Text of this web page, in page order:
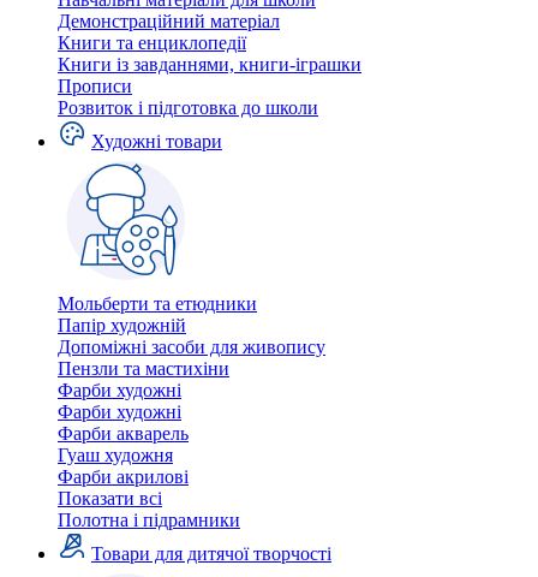
Демонстраційний матеріал
Книги та енциклопедії
Книги із завданнями, книги-іграшки
Прописи
Розвиток і підготовка до школи
Художні товари
Мольберти та етюдники
Папір художній
Допоміжні засоби для живопису
Пензли та мастихіни
Фарби художні
Фарби художні
Фарби акварель
Гуаш художня
Фарби акрилові
Показати всі
Полотна і підрамники
Товари для дитячої творчості